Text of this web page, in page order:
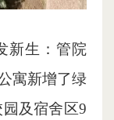
新生：管院
寓新增了绿
及宿舍区9